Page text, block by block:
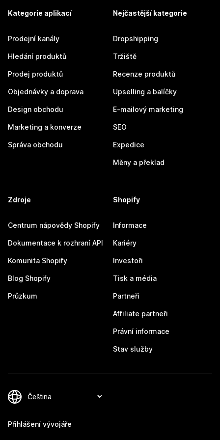
Kategorie aplikací
Prodejní kanály
Hledání produktů
Prodej produktů
Objednávky a doprava
Design obchodu
Marketing a konverze
Správa obchodu
Nejčastější kategorie
Dropshipping
Tržiště
Recenze produktů
Upselling a balíčky
E-mailový marketing
SEO
Expedice
Měny a překlad
Zdroje
Centrum nápovědy Shopify
Dokumentace k rozhraní API
Komunita Shopify
Blog Shopify
Průzkum
Shopify
Informace
Kariéry
Investoři
Tisk a média
Partneři
Affiliate partneři
Právní informace
Stav služby
Přihlášení vývojáře